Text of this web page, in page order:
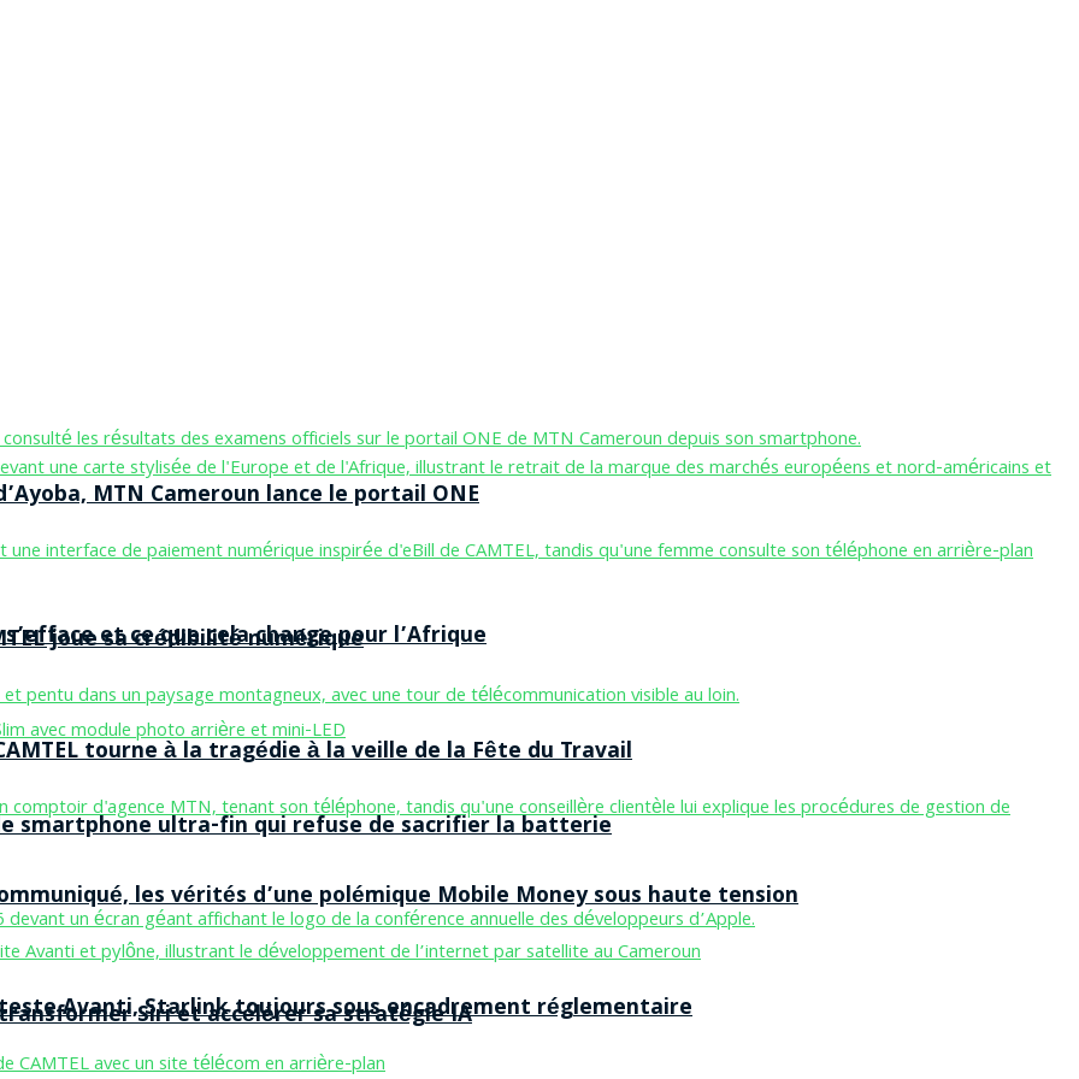
et ce que cela change pour l’Afrique
le smartphone ultra-fin qui refuse de sacrifier la batterie
transformer Siri et accélérer sa stratégie IA
MTN Cameroun lance le portail ONE
joue sa crédibilité numérique
tourne à la tragédie à la veille de la Fête du Travail
les vérités d’une polémique Mobile Money sous haute tension
Avanti, Starlink toujours sous encadrement réglementaire